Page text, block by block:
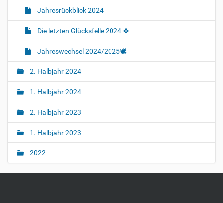
Jahresrückblick 2024
Die letzten Glücksfelle 2024 🍀
Jahreswechsel 2024/2025🕊
2. Halbjahr 2024
1. Halbjahr 2024
2. Halbjahr 2023
1. Halbjahr 2023
2022